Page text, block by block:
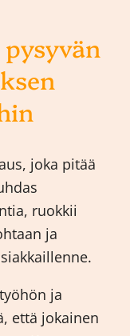
joka pitää
ruokkii
ja
ja
että jokainen